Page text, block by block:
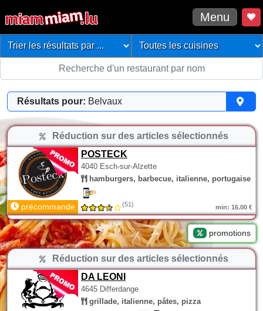
Menu
Résultats pour: Belvaux
Réduction sur des articles sélectionnés
POSTECK
4040 Esch-sur-Alzette
hamburgers, barbecue, italienne, portugaise
précommande (51) min: 16.00 €
promotions
Réduction sur des articles sélectionnés
DA LEONI
4645 Differdange
grillade, italienne, pâtes, pizza